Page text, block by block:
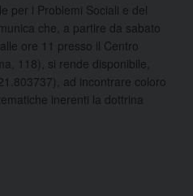
per i Problemi Sociali e del
che, a partire da sabato
ore 11 presso il Centro
118), si rende disponibile,
ad incontrare coloro
inerenti la dottrina